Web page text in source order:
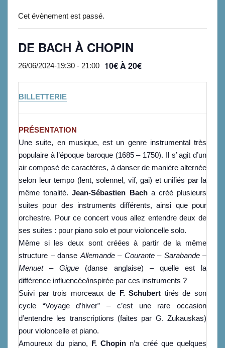
Cet évènement est passé.
DE BACH À CHOPIN
26/06/2024-19:30 - 21:00 10€ À 20€
BILLETTERIE
PRÉSENTATION
Une suite, en musique, est un genre instrumental très
populaire à l’époque baroque (1685 – 1750). Il s’ agit d’un
air composé de caractères, à danser de manière alternée
selon leur tempo (lent, solennel, vif, gai) et unifiés par la
même tonalité.Jean-Sébastien Bacha créé plusieurs
suites pour des instruments différents, ainsi que pour
orchestre. Pour ce concert vous allez entendre deux de
ses suites : pour piano solo et pour violoncelle solo.
Même si les deux sont créées à partir de la même
structure – danse Allemande– Courante– Sarabande–
Menuet–Gigue (danse anglaise) – quelle est la
différence influencée/inspirée par ces instruments ?
Suivi par trois morceaux de F. Schubert tirés de son
cycle “Voyage d’hiver” – c’est une rare occasion
d’entendre les transcriptions (faites par G. Zukauskas)
pour violoncelle et piano.
Amoureux du piano, F. Chopin n’a créé que quelques